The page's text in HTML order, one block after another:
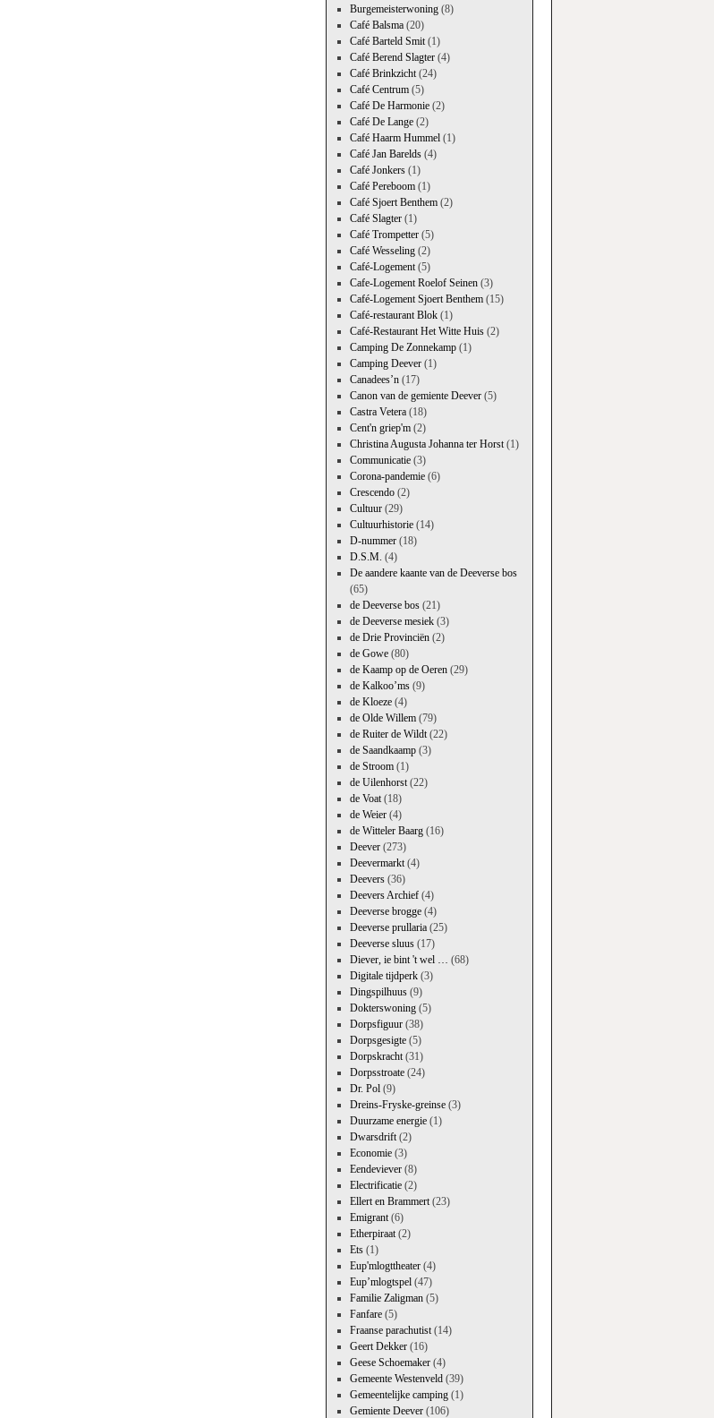
Burgemeisterwoning(8)
Café Balsma(20)
Café Barteld Smit(1)
Café Berend Slagter(4)
Café Brinkzicht(24)
Café Centrum(5)
Café De Harmonie(2)
Café De Lange(2)
Café Haarm Hummel(1)
Café Jan Barelds(4)
Café Jonkers(1)
Café Pereboom(1)
Café Sjoert Benthem(2)
Café Slagter(1)
Café Trompetter(5)
Café Wesseling(2)
Café-Logement(5)
Cafe-Logement Roelof Seinen(3)
Café-Logement Sjoert Benthem(15)
Café-restaurant Blok(1)
Café-Restaurant Het Witte Huis(2)
Camping De Zonnekamp(1)
Camping Deever(1)
Canadees’n(17)
Canon van de gemiente Deever(5)
Castra Vetera(18)
Cent'n griep'm(2)
Christina Augusta Johanna ter Horst(1)
Communicatie(3)
Corona-pandemie(6)
Crescendo(2)
Cultuur(29)
Cultuurhistorie(14)
D-nummer(18)
D.S.M. (4)
De aandere kaante van de Deeverse bos
(65)
de Deeverse bos(21)
de Deeverse mesiek(3)
de Drie Provinciën(2)
de Gowe(80)
de Kaamp op de Oeren(29)
de Kalkoo’ms(9)
de Kloeze(4)
de Olde Willem(79)
de Ruiter de Wildt(22)
de Saandkaamp(3)
de Stroom(1)
de Uilenhorst(22)
de Voat(18)
de Weier(4)
de Witteler Baarg(16)
Deever(273)
Deevermarkt(4)
Deevers(36)
Deevers Archief(4)
Deeverse brogge(4)
Deeverse prullaria(25)
Deeverse sluus(17)
Diever, ie bint 't wel … (68)
Digitale tijdperk(3)
Dingspilhuus(9)
Dokterswoning(5)
Dorpsfiguur(38)
Dorpsgesigte(5)
Dorpskracht(31)
Dorpsstroate(24)
Dr. Pol(9)
Dreins-Fryske-greinse(3)
Duurzame energie(1)
Dwarsdrift(2)
Economie(3)
Eendeviever(8)
Electrificatie(2)
Ellert en Brammert(23)
Emigrant(6)
Etherpiraat(2)
Ets(1)
Eup'mlogttheater(4)
Eup’mlogtspel(47)
Familie Zaligman(5)
Fanfare(5)
Fraanse parachutist(14)
Geert Dekker(16)
Geese Schoemaker(4)
Gemeente Westenveld(39)
Gemeentelijke camping(1)
Gemiente Deever(106)